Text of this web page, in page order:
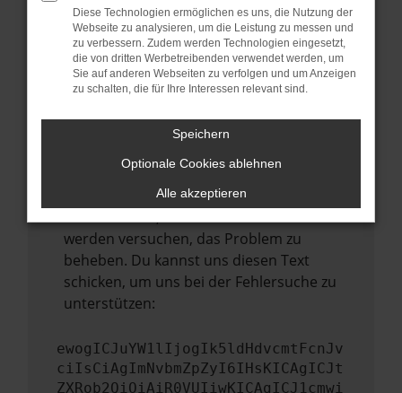
Stelle sicher, dass dein Browser und dein
Betriebssystem auf dem neuesten Stand
sind.
Veraltete Software birgt nicht nur ein
führen, dass bestimmte Funktionen nicht
mehr unterstützt werden.
Wende dich an den Webseitenbetreiber.
Wenn du alle oben genannten Schritte
versucht hast, kontaktiere uns bitte. Wir
werden versuchen, das Problem zu
beheben. Du kannst uns diesen Text
schicken, um uns bei der Fehlersuche zu
unterstützen:
ewogICJuYW1lIjogIk5ldHdvcmtFcnJv
ciIsCiAgImNvbmZpZyI6IHsKICAgICJt
ZXRob2QiOiAiR0VUIiwKICAgICJ1cmwi
Diese Technologien ermöglichen es uns, die Nutzung der
Webseite zu analysieren, um die Leistung zu messen und
zu verbessern. Zudem werden Technologien eingesetzt,
die von dritten Werbetreibenden verwendet werden, um
Sie auf anderen Webseiten zu verfolgen und um Anzeigen
zu schalten, die für Ihre Interessen relevant sind.
Speichern
Optionale Cookies ablehnen
Alle akzeptieren